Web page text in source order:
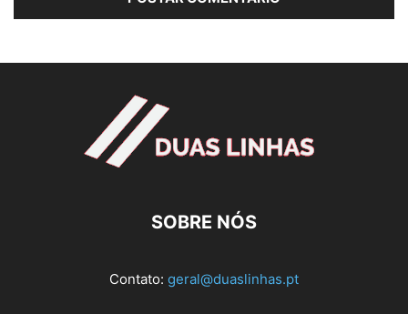
SOBRE NÓS
Contato: geral@duaslinhas.pt